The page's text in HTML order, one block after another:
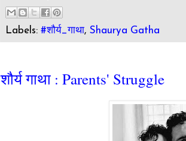
Labels:#शौर्य_गाथा,Shaurya Gatha
शौर्य गाथा : Parents' Struggle